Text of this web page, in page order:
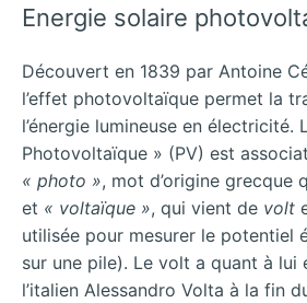
Energie solaire
Découvert en 1839 par Antoine
l’effet photovoltaïque permet la
l’énergie lumineuse en électricité.
Photovoltaïque » (PV) est
« photo », mot d’origine grecque
et « voltaïque », qui vient de volt
utilisée pour mesurer le potentiel
sur une pile). Le volt a quant à
l’italien Alessandro Volta à la fin